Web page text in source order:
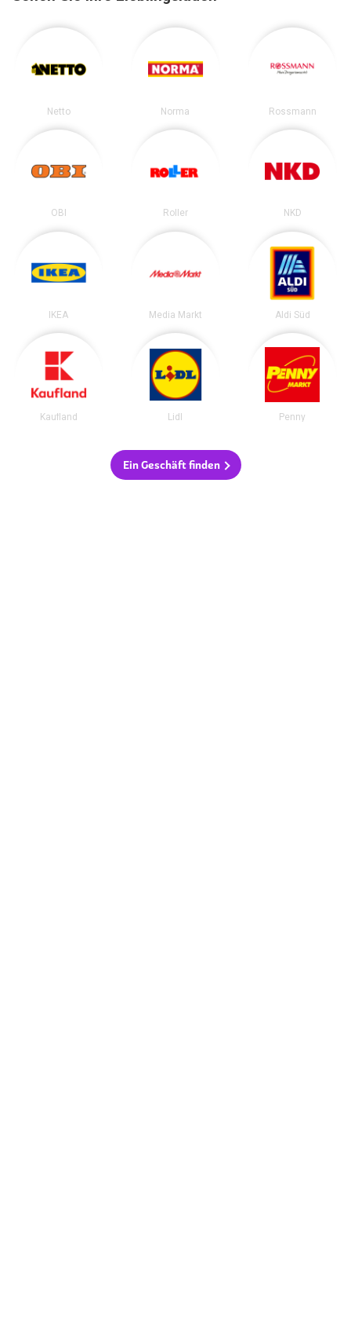
Netto Norma Rossmann
OBI Roller NKD
IKEA Media Markt Aldi Süd
Kaufland Lidl Penny
Ein Geschäft finden